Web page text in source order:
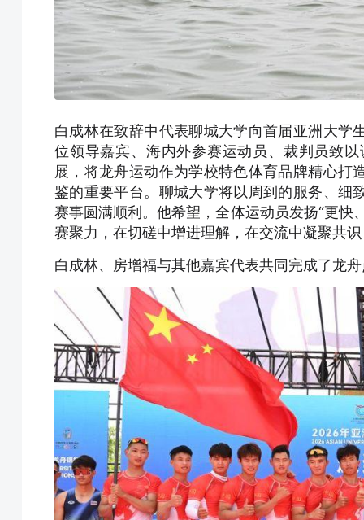
白成林在致辞中代表聊城大学向首届亚洲大学
位领导嘉宾、海内外参赛运动员、裁判员致
展，将龙舟运动作为学校特色体育品牌精心打
鉴的重要平台。聊城大学将以周到的服务、细
赛事圆满顺利。他希望，全体运动员发扬“更
赛聚力，在切磋中增进理解，在交流中凝聚共
白成林、房增福与其他嘉宾代表共同完成了龙